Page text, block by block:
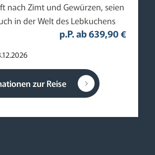
nach Zimt und Gewürzen, seien
in der Welt des Lebkuchens
p.P. ab 639,90 €
zur Reise